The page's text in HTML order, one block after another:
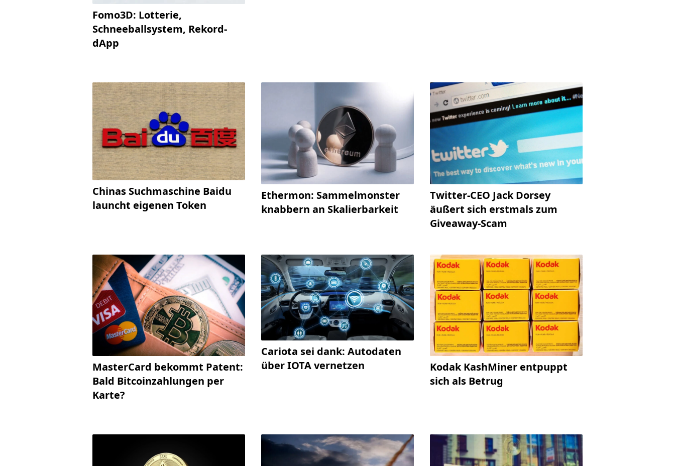
Fomo3D: Lotterie,
Schneeballsystem, Rekord-
dApp
Chinas Suchmaschine Baidu
launcht eigenen Token
Ethermon: Sammelmonster
knabbern an Skalierbarkeit
Twitter-CEO Jack Dorsey
äußert sich erstmals zum
Giveaway-Scam
MasterCard bekommt Patent:
Bald Bitcoinzahlungen per
Karte?
Cariota sei dank: Autodaten
über IOTA vernetzen
Kodak KashMiner entpuppt
sich als Betrug